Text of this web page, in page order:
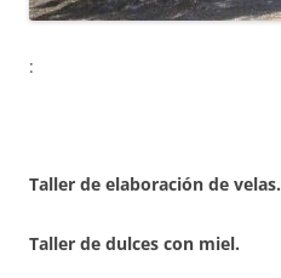
:
Taller de elaboración de velas.
Taller de dulces con miel.